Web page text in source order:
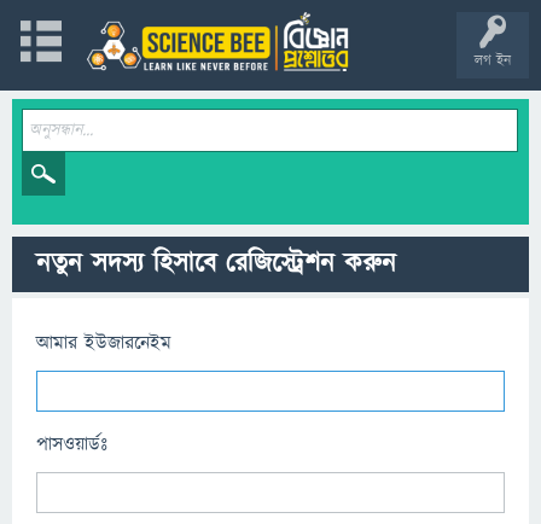
লগ ইন
নতুন সদস্য হিসাবে রেজিস্ট্রেশন করুন
আমার ইউজারনেইম
পাসওয়ার্ডঃ